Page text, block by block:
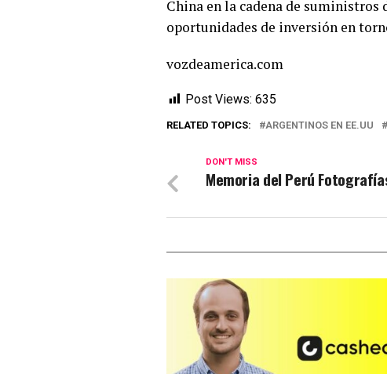
China en la cadena de suministros
oportunidades de inversión en
vozdeamerica.com
Post Views: 635
RELATED TOPICS: ARGENTINOS EN EE.UU
DON'T MISS
Memoria del Perú